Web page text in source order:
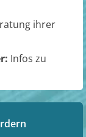
ihrer
Infos zu